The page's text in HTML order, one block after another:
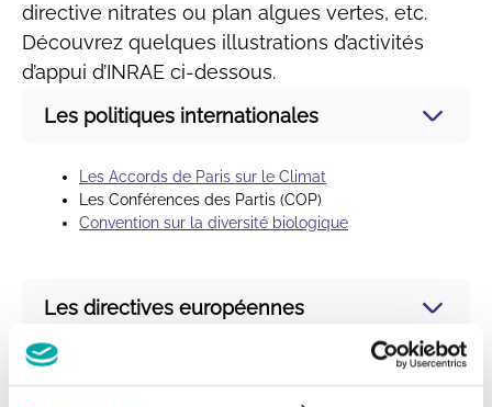
directive nitrates ou plan algues vertes, etc.
Découvrez quelques illustrations d’activités
d’appui d’INRAE ci-dessous.
Les politiques internationales
Les Accords de Paris sur le Climat
Les Conférences des Partis (COP)
Convention sur la diversité biologique
Les directives européennes
Directive Cadre sur l’eau et les milieux aquatiques